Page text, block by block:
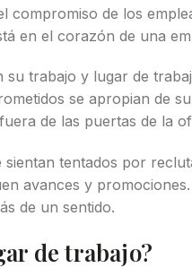
compromiso de los
en el corazón de una
trabajo y lugar de
se apropian de
de las puertas de la
tentados por
avances y
de un sentido.
de trabajo?